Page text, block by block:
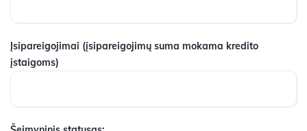
Įsipareigojimai (įsipareigojimų suma mokama kredito
įstaigoms)